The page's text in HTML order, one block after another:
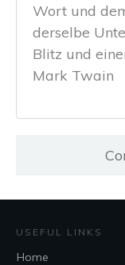
Wort und
derselbe
Blitz und
Mark Twain
USEFUL LINKS
Home